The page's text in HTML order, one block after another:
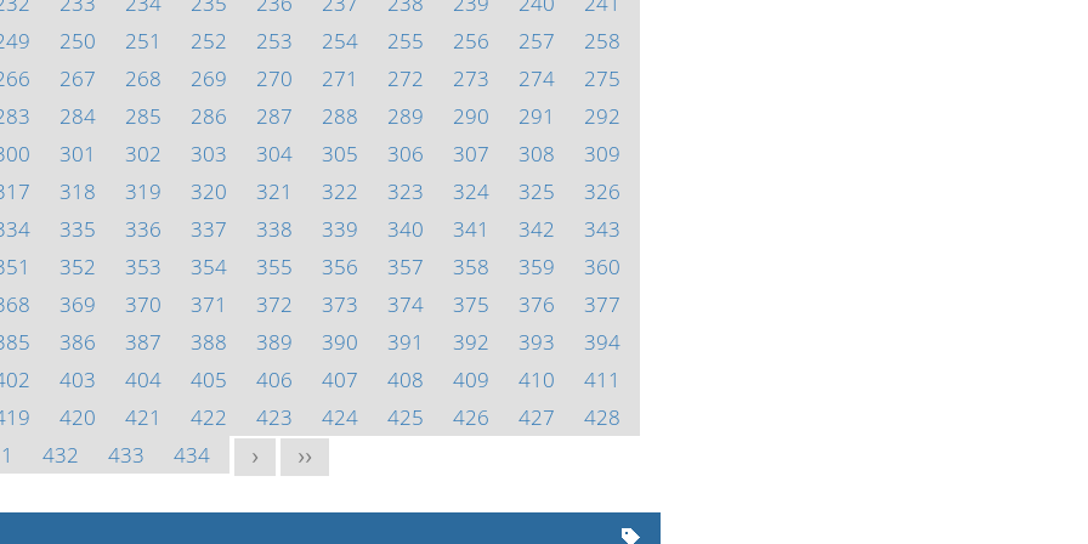
250 251 252 253 254 255 256 257
258
267 268 269 270 271 272 273 274
275
284 285 286 287 288 289 290 291
292
301 302 303 304 305 306 307 308
309
318 319 320 321 322 323 324 325
326
335 336 337 338 339 340 341 342
343
352 353 354 355 356 357 358 359
360
369 370 371 372 373 374 375 376
377
386 387 388 389 390 391 392 393
394
403 404 405 406 407 408 409 410
411
420 421 422 423 424 425 426 427
428
432 433 434 > >>